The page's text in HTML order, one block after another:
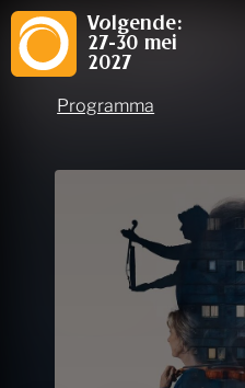
Volgende:
27-30 mei
2027
Programma